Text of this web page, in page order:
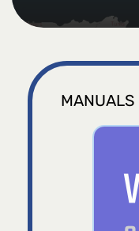
MANUALS